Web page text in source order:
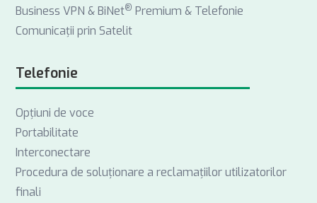
Business VPN & BiNet® Premium & Telefonie
Comunicații prin Satelit
Telefonie
Opţiuni de voce
Portabilitate
Interconectare
Procedura de soluționare a reclamațiilor utilizatorilor
finali